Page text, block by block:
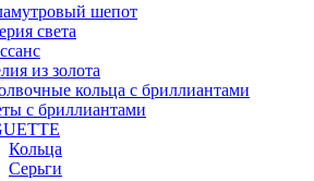
шепот
света
из золота
кольца с бриллиантами
с бриллиантами
Кольца
Серьги